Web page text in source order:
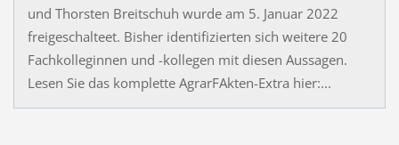
und Thorsten Breitschuh wurde am 5. Januar 2022
freigeschalteet. Bisher identifizierten sich weitere 20
Fachkolleginnen und -kollegen mit diesen Aussagen.
Lesen Sie das komplette AgrarFAkten-Extra hier:...